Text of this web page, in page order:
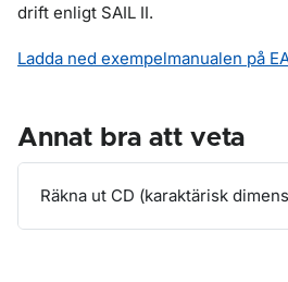
drift enligt SAIL II.
Ladda ned exempelmanualen på
Annat bra att veta
Räkna ut CD (karaktärisk